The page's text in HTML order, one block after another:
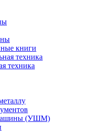
книги
техника
(УШМ)